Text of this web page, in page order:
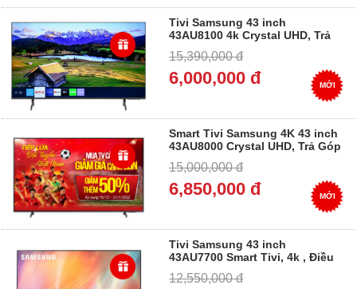
Tivi Samsung 43 inch
43AU8100 4k Crystal UHD, Trả
15,390,000 đ
6,000,000 đ MỚI
Smart Tivi Samsung 4K 43 inch
43AU8000 Crystal UHD, Trả Góp
15,000,000 đ
6,850,000 đ MỚI
Tivi Samsung 43 inch
43AU7700 Smart Tivi, 4k , Điều
12,550,000 đ